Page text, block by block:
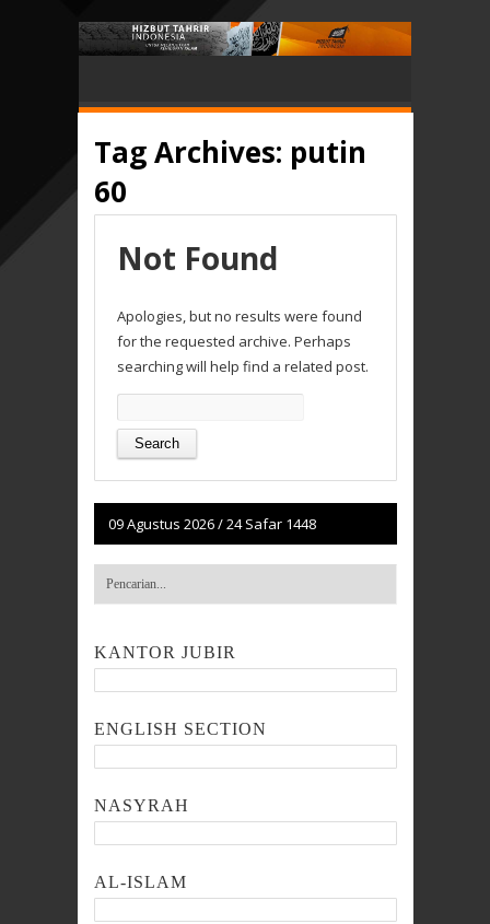
Tag Archives: putin
60
Not Found
Apologies, but no results were found
for the requested archive. Perhaps
searching will help find a related post.
for:
09 Agustus 2026/24 Safar 1448
KANTOR JUBIR
ENGLISH SECTION
NASYRAH
AL-ISLAM